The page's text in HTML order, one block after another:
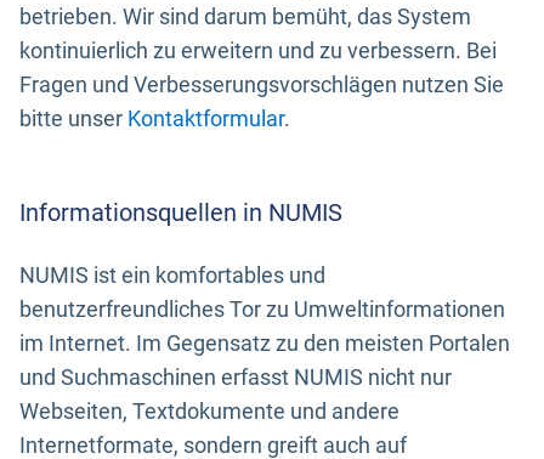
betrieben. Wir sind darum bemüht, das System
kontinuierlich zu erweitern und zu verbessern. Bei
Fragen und Verbesserungsvorschlägen nutzen Sie
bitte unser Kontaktformular.
Informationsquellen in NUMIS
NUMIS ist ein komfortables und
benutzerfreundliches Tor zu Umweltinformationen
im Internet. Im Gegensatz zu den meisten Portalen
und Suchmaschinen erfasst NUMIS nicht nur
Webseiten, Textdokumente und andere
Internetformate, sondern greift auch auf